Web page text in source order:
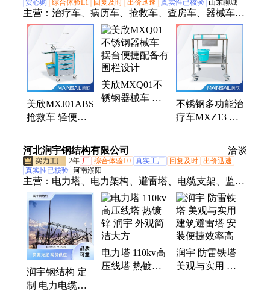
安心购 综合体验L1 回复及时 出价迅速 真实性已核验 山东聊城
主营： 治疗车、病历车、抢救车、查房车、器械车、
麻醉车、abs转运车、发药车、护理车、抢救床、发
药推车、abs护理车、医用推车、药品推车、abs换药
车、abs仪器车、急救推车、病历夹车、治疗推车、
病历推车、病历夹推车、医疗婴儿床、实验室推车、
医用一体机、不锈钢治疗车
美欣MXJ01ABS
抢救车 轻便快
架可升降调节
美欣MXQ01不
锈钢器械车 摆
不锈钢多功能治
疗车MXZ13 结
科室日常操作
河北润宇钢结构有限公司 洽谈
2年 厂 综合体验L0 真实工厂 回复及时 出价迅速
真实性已核验 河南濮阳
主营： 电力塔、电力架构、避雷塔、电缆支架、监控
塔、单管塔、防雷塔、工艺装饰塔、广场灯杆塔、电
站钢构架、避雷角钢塔、美化景观树塔、瞭望塔、通
讯塔、装饰塔、消防训练塔、监控杆、广播电视塔、
一体化基站、ETC门型架、测风塔、雷达塔
润宇钢结构 定
制 电力电缆支
电力塔 110kv高
压线塔 热镀锌
润宇 防雷铁塔
美观与实用 建